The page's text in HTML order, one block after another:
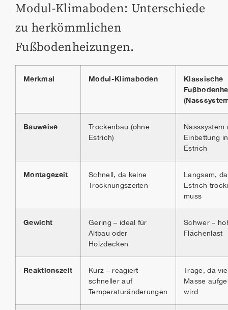
Modul-Klimaboden: Unterschiede
zu herkömmlichen
Fußbodenheizungen.
Merkmal Modul-Klimaboden
Klassische
Bauweise
Trockenbau (ohne
Estrich)
Nasssystem
Einbettung in
Estrich
Montagezeit
Schnell, da keine
Trocknungszeiten
Langsam, da
Estrich
muss
Gewicht
Gering – ideal für
Altbau oder
Holzdecken
Schwer –
Flächenlast
Reaktionszeit
Kurz – reagiert
schneller auf
Temperaturänderungen
Träge, da
Masse
wird